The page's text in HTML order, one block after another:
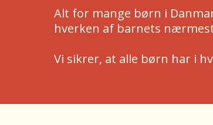
Alt for mange børn i
hverken af barnets
Vi sikrer, at alle børn har i